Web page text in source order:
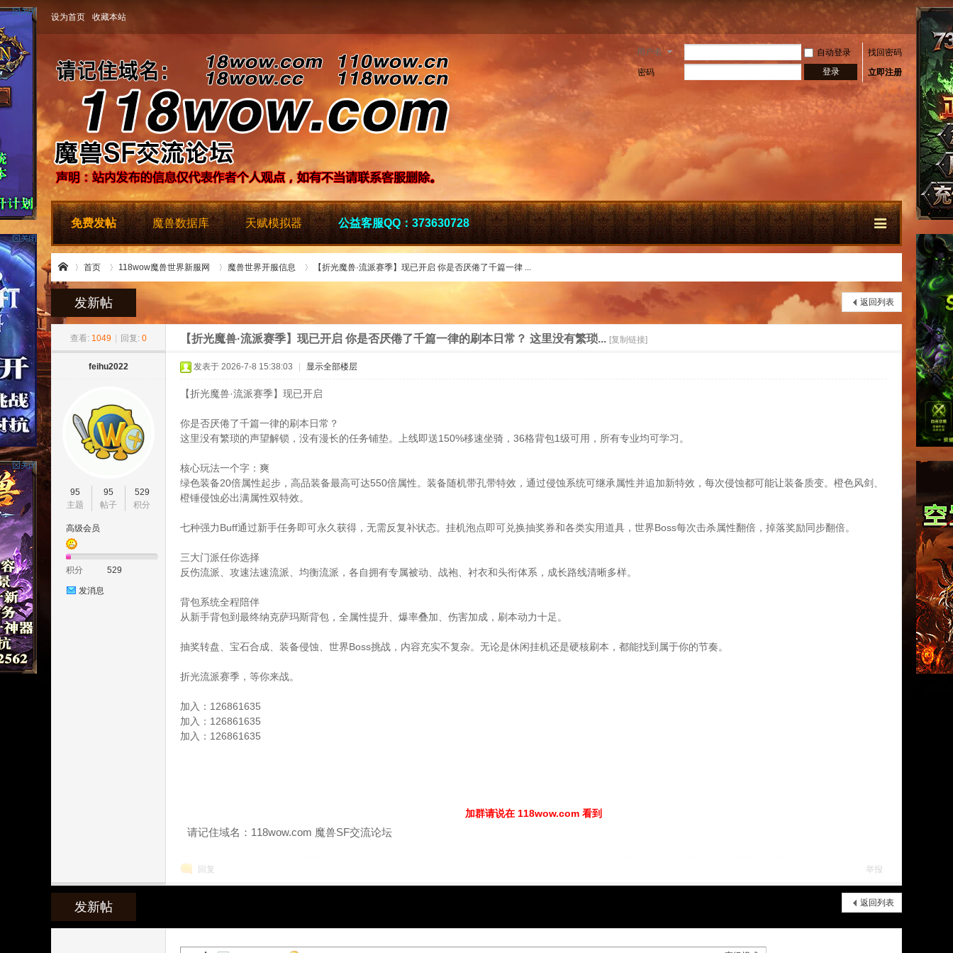
设为首页 收藏本站
用户名 自动登录
找回密码
密码
登录 立即注册
免费发帖 魔兽数据库 天赋模拟器 公益客服QQ：373630728
首页 118wow魔兽世界新服网 魔兽世界开服信息 【折光魔兽·流派赛季】现已开启 你是否厌倦了千篇一律 ...
返回列表
发新帖
查看: 1049 回复: 0 【折光魔兽·流派赛季】现已开启 你是否厌倦了千篇一律的刷本日常？ 这里没有繁琐... [复制链接]
feihu2022
95
主题
95
帖子
529
积分
高级会员
积分 529
发消息
发表于 2026-7-8 15:38:03 显示全部楼层
【折光魔兽·流派赛季】现已开启
你是否厌倦了千篇一律的刷本日常？
这里没有繁琐的声望解锁，没有漫长的任务铺垫。上线即送150%移速坐骑，36格背包1级可用，所有专业均可学习。
核心玩法一个字：爽
绿色装备20倍属性起步，高品装备最高可达550倍属性。装备随机带孔带特效，通过侵蚀系统可继承属性并追加新特效，每次侵蚀都可能让装备质变。橙色风剑、
橙锤侵蚀必出满属性双特效。
七种强力Buff通过新手任务即可永久获得，无需反复补状态。挂机泡点即可兑换抽奖券和各类实用道具，世界Boss每次击杀属性翻倍，掉落奖励同步翻倍。
三大门派任你选择
反伤流派、攻速法速流派、均衡流派，各自拥有专属被动、战袍、衬衣和头衔体系，成长路线清晰多样。
背包系统全程陪伴
从新手背包到最终纳克萨玛斯背包，全属性提升、爆率叠加、伤害加成，刷本动力十足。
抽奖转盘、宝石合成、装备侵蚀、世界Boss挑战，内容充实不复杂。无论是休闲挂机还是硬核刷本，都能找到属于你的节奏。
折光流派赛季，等你来战。
加入：126861635
加入：126861635
加入：126861635
加群请说在 118wow.com 看到
请记住域名：118wow.com 魔兽SF交流论坛
回复 举报
返回列表
发新帖